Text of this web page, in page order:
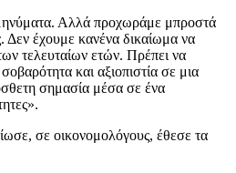
Αλλά προχωράμε μπροστά
Δεν έχουμε κανένα δικαίωμα να
τελευταίων ετών. Πρέπει να
και αξιοπιστία σε μια
σημασία μέσα σε ένα
σε οικονομολόγους, έθεσε τα